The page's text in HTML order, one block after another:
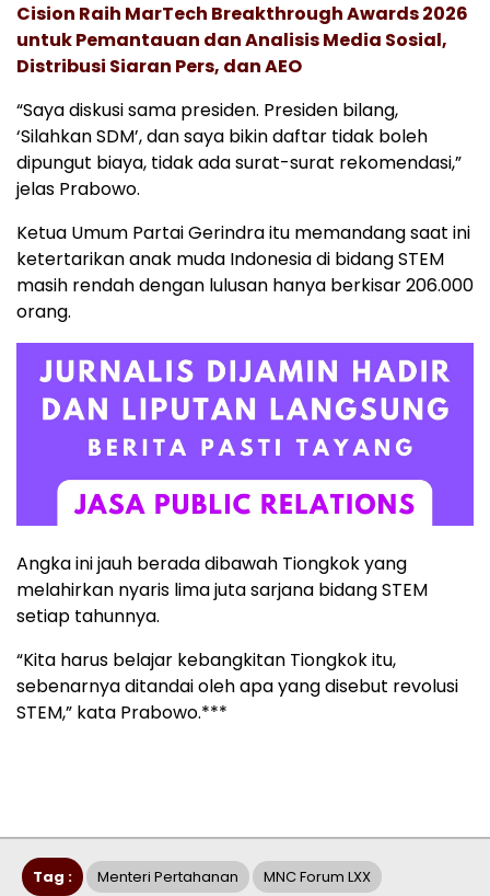
Cision Raih MarTech Breakthrough Awards 2026
untuk Pemantauan dan Analisis Media Sosial,
Distribusi Siaran Pers, dan AEO
“Saya diskusi sama presiden. Presiden bilang,
‘Silahkan SDM’, dan saya bikin daftar tidak boleh
dipungut biaya, tidak ada surat-surat rekomendasi,”
jelas Prabowo.
Ketua Umum Partai Gerindra itu memandang saat ini
ketertarikan anak muda Indonesia di bidang STEM
masih rendah dengan lulusan hanya berkisar 206.000
orang.
Angka ini jauh berada dibawah Tiongkok yang
melahirkan nyaris lima juta sarjana bidang STEM
setiap tahunnya.
“Kita harus belajar kebangkitan Tiongkok itu,
sebenarnya ditandai oleh apa yang disebut revolusi
STEM,” kata Prabowo.***
Tag : Menteri Pertahanan MNC Forum LXX